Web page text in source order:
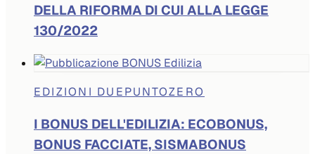
DELLA RIFORMA DI CUI ALLA LEGGE
130/2022
EDIZIONI DUEPUNTOZERO
I BONUS DELL'EDILIZIA: ECOBONUS,
BONUS FACCIATE, SISMABONUS